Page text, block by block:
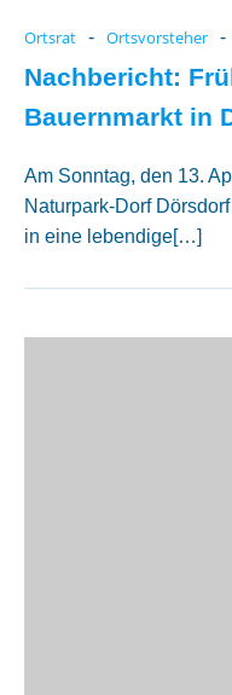
Ortsrat - Ortsvorsteher -
Nachbericht:
Bauernmarkt in
Am Sonntag, den 13.
Naturpark-Dorf
in eine lebendige[…]